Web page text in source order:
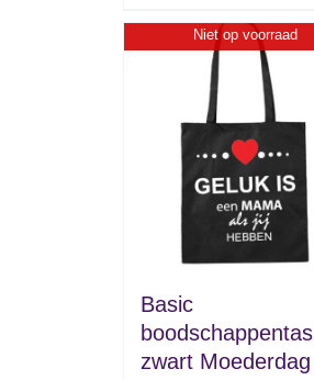
Niet op voorraad
Basic
boodschappentas
zwart Moederdag